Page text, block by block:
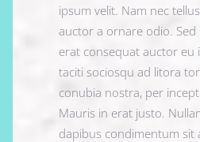
ipsum velit. Nam nec
auctor a ornare odio.
erat consequat auctor eu
taciti sociosqu ad litora
conubia nostra, per
Mauris in erat justo.
dapibus condimentum sit